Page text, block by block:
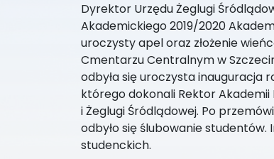
Dyrektor Urzędu Żeglugi
Akademickiego 2019/2020
uroczysty apel oraz złożenie
Cmentarzu Centralnym w
odbyła się uroczysta inauguracja
którego dokonali Rektor Akademii
i Żeglugi Śródlądowej. Po
odbyło się ślubowanie studentów.
studenckich.